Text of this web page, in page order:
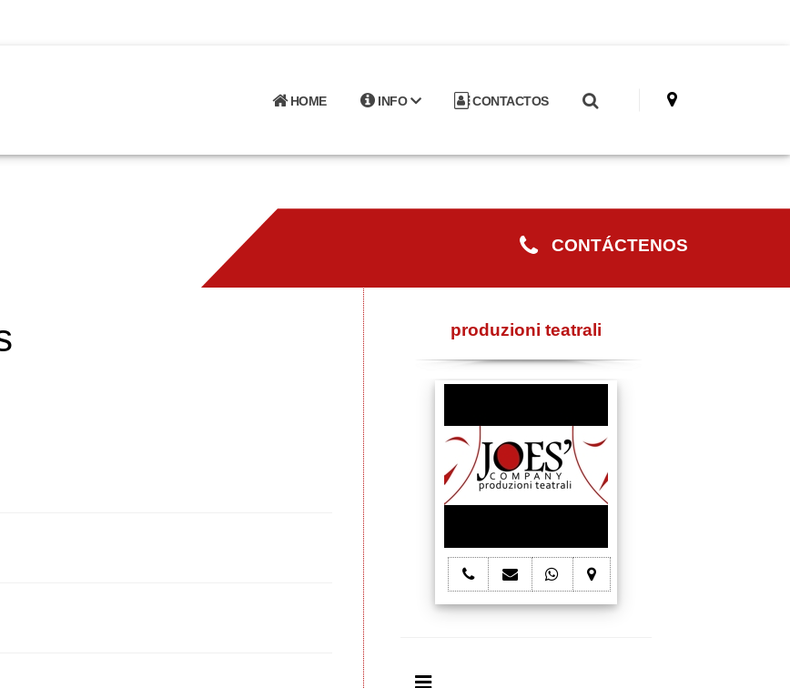
HOME INFO CONTACTOS
CONTÁCTENOS
produzioni teatrali
telefono
Joes'
Company
e-
mail
Joes'
whatsapp
Joes'
Company
mappa
Joes'
Company